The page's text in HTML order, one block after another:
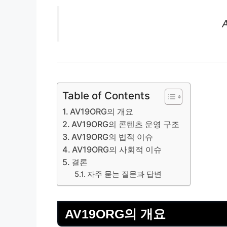
Table of Contents
AV19ORG의 개요
AV19ORG의 콘텐츠 운영 구조
AV19ORG의 법적 이슈
AV19ORG의 사회적 이슈
결론
자주 묻는 질문과 답변
AV19ORG의 개요